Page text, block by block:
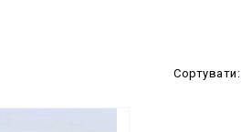
Сортувати: